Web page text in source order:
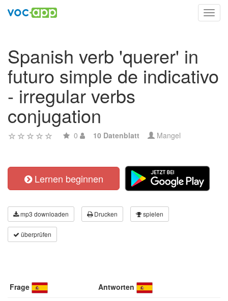
Spanish verb 'querer' in
futuro simple de indicativo
- irregular verbs
conjugation
0 10 Datenblatt Mangel
Lernen beginnen
mp3 downloaden Drucken spielen
überprüfen
Frage Antworten